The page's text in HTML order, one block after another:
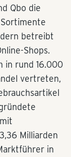
Qbo die
betreibt
Shops.
in rund 16.000
vertreten,
Milliarden
in